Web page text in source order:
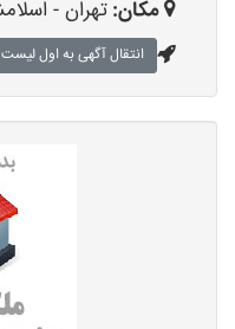
مکان:تهران -
انتقال آگهی به اول